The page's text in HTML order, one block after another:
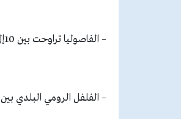
– الفاصوليا تراوحت بين 10إلى 12جنيهات.
– الفلفل الرومي البلدي بين 10 و12 جنيها